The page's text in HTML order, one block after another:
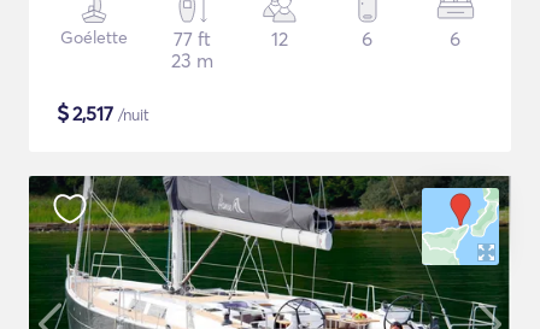
Goélette
77 ft
23 m
12 6 6
$2,517 /nuit